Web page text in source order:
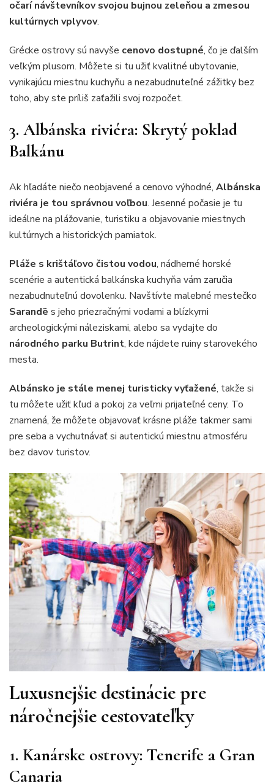
očarí návštevníkov svojou bujnou zeleňou a zmesou
kultúrnych vplyvov.
Grécke ostrovy sú navyše cenovo dostupné, čo je ďalším
veľkým plusom. Môžete si tu užiť kvalitné ubytovanie,
vynikajúcu miestnu kuchyňu a nezabudnuteľné zážitky bez
toho, aby ste príliš zaťažili svoj rozpočet.
3. Albánska riviéra: Skrytý poklad
Balkánu
Ak hľadáte niečo neobjavené a cenovo výhodné, Albánska
riviéra je tou správnou voľbou. Jesenné počasie je tu
ideálne na plážovanie, turistiku a objavovanie miestnych
kultúrnych a historických pamiatok.
Pláže s krištáľovo čistou vodou, nádherné horské
scenérie a autentická balkánska kuchyňa vám zaručia
nezabudnuteľnú dovolenku. Navštívte malebné mestečko
Sarandë s jeho priezračnými vodami a blízkymi
archeologickými náleziskami, alebo sa vydajte do
národného parku Butrint, kde nájdete ruiny starovekého
mesta.
Albánsko je stále menej turisticky vyťažené, takže si
tu môžete užiť kľud a pokoj za veľmi prijateľné ceny. To
znamená, že môžete objavovať krásne pláže takmer sami
pre seba a vychutnávať si autentickú miestnu atmosféru
bez davov turistov.
Luxusnejšie destinácie pre
náročnejšie cestovateľky
1. Kanárske ostrovy: Tenerife a Gran
Canaria